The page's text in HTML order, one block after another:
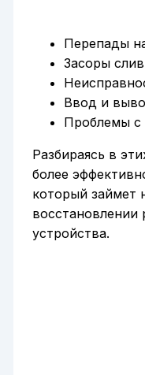
Перепады
Засоры
Ввод и
Проблемы с
Разбираясь в
более
который займет
восстановлении
устройства.